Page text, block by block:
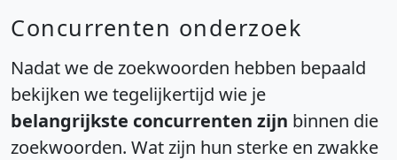
Concurrenten onderzoek
Nadat we de zoekwoorden hebben bepaald
bekijken we tegelijkertijd wie je
belangrijkste concurrenten zijn binnen die
zoekwoorden. Wat zijn hun sterke en zwakke